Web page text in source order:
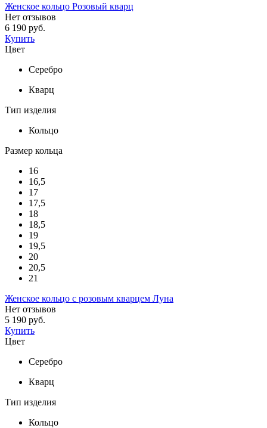
Женское кольцо Розовый кварц
Нет отзывов
6 190 руб.
Купить
Цвет
Серебро
Кварц
Тип изделия
Кольцо
Размер кольца
16
16,5
17
17,5
18
18,5
19
19,5
20
20,5
21
Женское кольцо с розовым кварцем Луна
Нет отзывов
5 190 руб.
Купить
Цвет
Серебро
Кварц
Тип изделия
Кольцо